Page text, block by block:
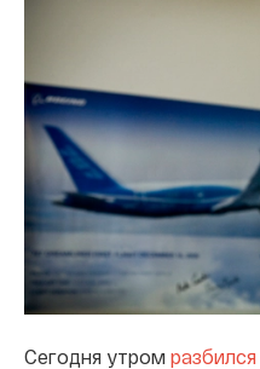
Сегодня утром разбился